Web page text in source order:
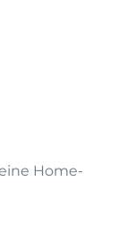
Home-